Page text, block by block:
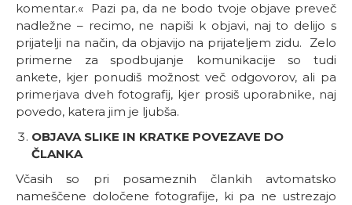
komentar.« Pazi pa, da ne bodo tvoje objave preveč
nadležne – recimo, ne napiši k objavi, naj to delijo s
prijatelji na način, da objavijo na prijateljem zidu. Zelo
primerne za spodbujanje komunikacije so tudi
ankete, kjer ponudiš možnost več odgovorov, ali pa
primerjava dveh fotografij, kjer prosiš uporabnike, naj
povedo, katera jim je ljubša.
OBJAVA SLIKE IN KRATKE POVEZAVE DO
ČLANKA
Včasih so pri posameznih člankih avtomatsko
nameščene določene fotografije, ki pa ne ustrezajo